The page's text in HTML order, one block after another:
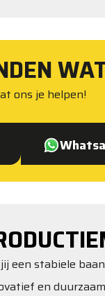
ons je helpen!
een stabiele
en